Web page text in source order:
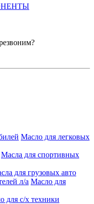
Масло для легковых
Масла для спортивных
для грузовых авто
Масло для
для с/х техники